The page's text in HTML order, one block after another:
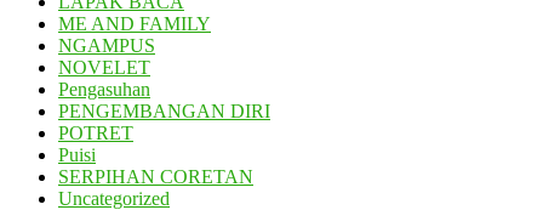
ME AND FAMILY
NGAMPUS
NOVELET
Pengasuhan
PENGEMBANGAN DIRI
POTRET
Puisi
SERPIHAN CORETAN
Uncategorized